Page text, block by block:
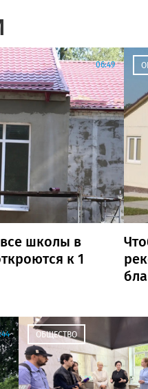
06:49
школы в
к 1
ОБЩЕСТВО